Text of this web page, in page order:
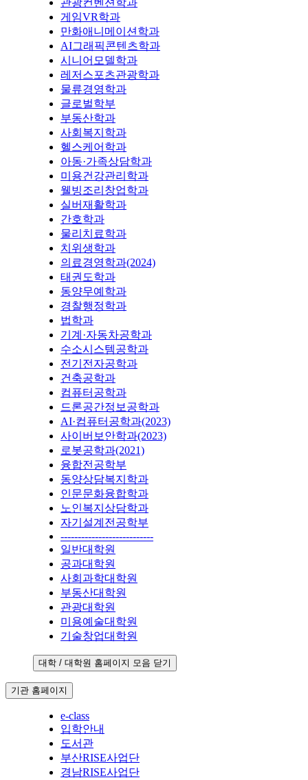
게임VR학과
만화애니메이션학과
AI그래픽콘텐츠학과
시니어모델학과
레저스포츠관광학과
물류경영학과
글로벌학부
부동산학과
사회복지학과
헬스케어학과
아동·가족상담학과
미용건강관리학과
웰빙조리창업학과
실버재활학과
간호학과
물리치료학과
치위생학과
의료경영학과(2024)
태권도학과
동양무예학과
경찰행정학과
법학과
기계·자동차공학과
수소시스템공학과
전기전자공학과
건축공학과
컴퓨터공학과
드론공간정보공학과
AI·컴퓨터공학과(2023)
사이버보안학과(2023)
로봇공학과(2021)
융합전공학부
동양상담복지학과
인문문화융합학과
노인복지상담학과
자기설계전공학부
---------------------------
일반대학원
공과대학원
사회과학대학원
부동산대학원
관광대학원
미용예술대학원
기술창업대학원
대학 / 대학원 홈페이지 모음 닫기
기관 홈페이지
e-class
입학안내
도서관
부산RISE사업단
경남RISE사업단